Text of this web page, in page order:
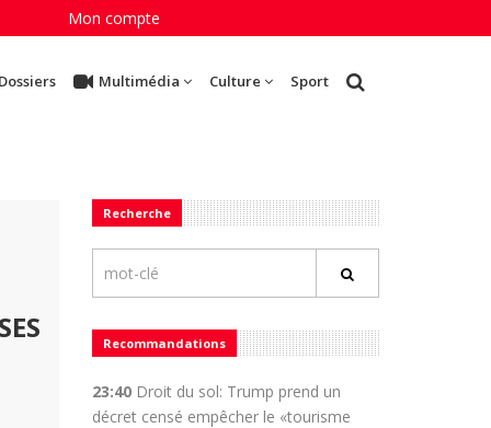
Mon compte
Multimédia Culture Sport
Recherche
Recommandations
23:40Droit du sol: Trump prend un
décret censé empêcher le «tourisme